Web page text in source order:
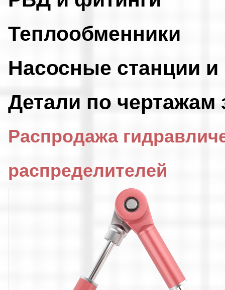
Теплообменники
Насосные станции
Детали по чертажам
Распродажа
распределителей